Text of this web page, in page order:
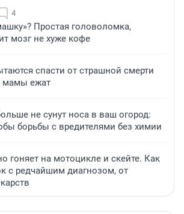
4
Простая головоломка,
мозг не хуже кофе
спасти от страшной смерти
мамы ежат
не сунут носа в ваш огород:
борьбы с вредителями без химии
гоняет на мотоцикле и скейте. Как
с редчайшим диагнозом, от